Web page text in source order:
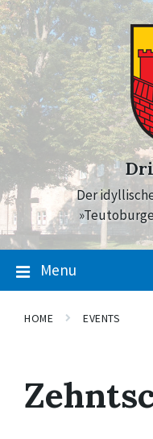
Skip
to
content
Skip
to
main
navigation
Skip
to
footer
Der
Menu
HOME EVENTS